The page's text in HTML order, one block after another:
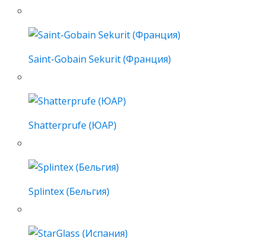
Saint-Gobain Sekurit (Франция)
Shatterprufe (ЮАР)
Splintex (Бельгия)